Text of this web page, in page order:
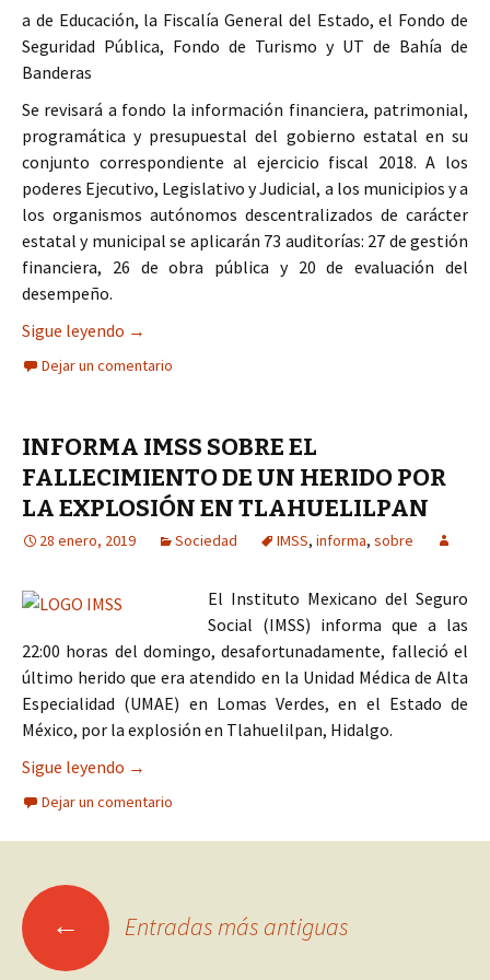
a de Educación, la Fiscalía General del Estado, el Fondo de
Seguridad Pública, Fondo de Turismo y UT de Bahía de
Banderas
Se revisará a fondo la información financiera, patrimonial,
programática y presupuestal del gobierno estatal en su
conjunto correspondiente al ejercicio fiscal 2018. A los
poderes Ejecutivo, Legislativo y Judicial, a los municipios y a
los organismos autónomos descentralizados de carácter
estatal y municipal se aplicarán 73 auditorías: 27 de gestión
financiera, 26 de obra pública y 20 de evaluación del
desempeño.
Sigue leyendo Informa Congreso sobre 73 auditorías a los tres
→
Dejar un comentario
INFORMA IMSS SOBRE EL
FALLECIMIENTO DE UN HERIDO POR
LA EXPLOSIÓN EN TLAHUELILPAN
28 enero, 2019 Sociedad IMSS, informa, sobre
El Instituto Mexicano del Seguro
Social (IMSS) informa que a las
22:00 horas del domingo, desafortunadamente, falleció el
último herido que era atendido en la Unidad Médica de Alta
Especialidad (UMAE) en Lomas Verdes, en el Estado de
México, por la explosión en Tlahuelilpan, Hidalgo.
Sigue leyendo INFORMA IMSS SOBRE EL FALLECIMIENTO DE
→
Dejar un comentario
Ir
← Entradas más antiguas